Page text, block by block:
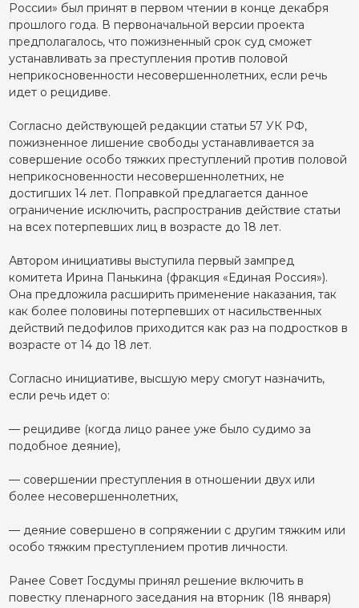
России» был принят в первом чтении в конце декабря
прошлого года. В первоначальной версии проекта
предполагалось, что пожизненный срок суд сможет
устанавливать за преступления против половой
неприкосновенности несовершеннолетних, если речь
идет о рецидиве.
Согласно действующей редакции статьи 57 УК РФ,
пожизненное лишение свободы устанавливается за
совершение особо тяжких преступлений против половой
неприкосновенности несовершеннолетних, не
достигших 14 лет. Поправкой предлагается данное
ограничение исключить, распространив действие статьи
на всех потерпевших лиц в возрасте до 18 лет.
Автором инициативы выступила первый зампред
комитета Ирина Панькина (фракция «Единая Россия»).
Она предложила расширить применение наказания, так
как более половины потерпевших от насильственных
действий педофилов приходится как раз на подростков в
возрасте от 14 до 18 лет.
Согласно инициативе, высшую меру смогут назначить,
если речь идет о:
— рецидиве (когда лицо ранее уже было судимо за
подобное деяние),
— совершении преступления в отношении двух или
более несовершеннолетних,
— деяние совершено в сопряжении с другим тяжким или
особо тяжким преступлением против личности.
Ранее Совет Госдумы принял решение включить в
повестку пленарного заседания на вторник (18 января)